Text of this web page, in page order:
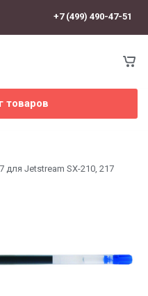
+7 (499) 490-47-51
товаров
для Jetstream SX-210, 217